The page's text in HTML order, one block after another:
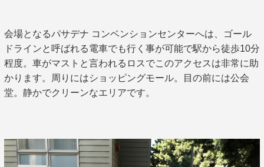
会場となるパサデナ コンベンションセンターへは、ゴール
ドラインと呼ばれる電車でも行く事が可能で駅から徒歩10分
程度。車がマストと言われるロスでこのアクセスは非常に助
かります。周りにはショッピングモール。目の前には公会
堂。静かでクリーンなエリアです。